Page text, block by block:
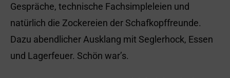
Gespräche, technische Fachsimpleleien und
natürlich die Zockereien der Schafkopffreunde.
Dazu abendlicher Ausklang mit Seglerhock, Essen
und Lagerfeuer. Schön war’s.